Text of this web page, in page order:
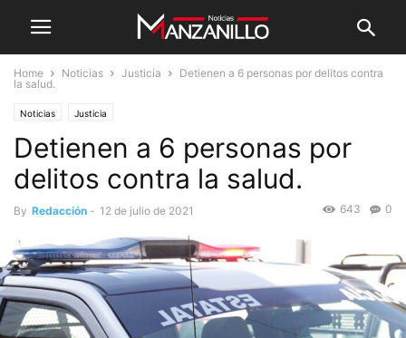
Home Noticias Justicia
Detienen a 6 personas por delitos contra
la salud.
Noticias Justicia
Detienen a 6 personas por
delitos contra la salud.
By Redacción - 12 de julio de 2021 0
643